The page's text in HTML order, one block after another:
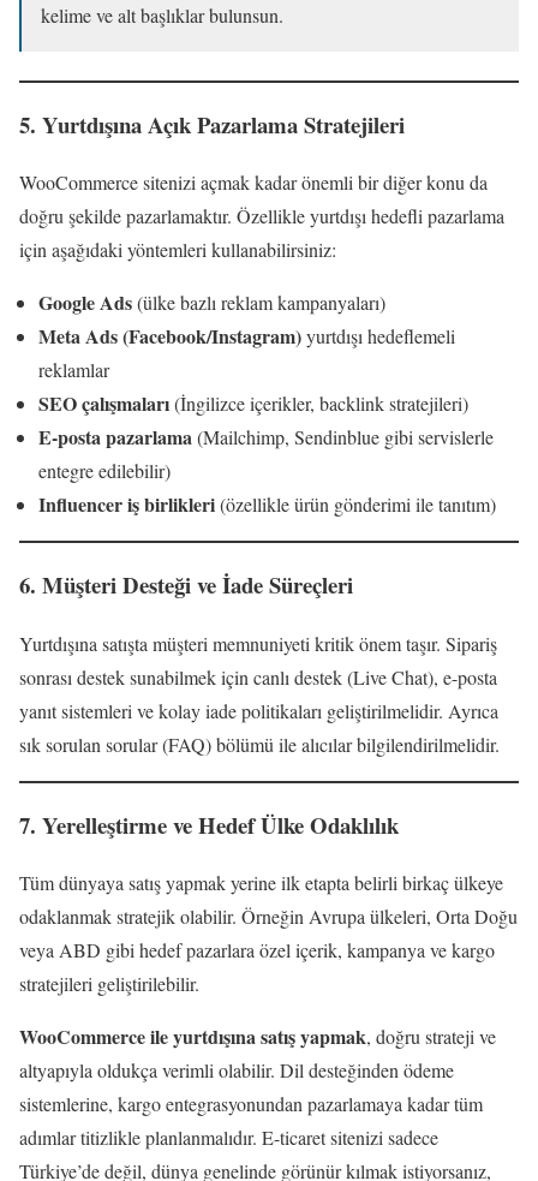
kelime ve alt başlıklar bulunsun.
5. Yurtdışına Açık Pazarlama Stratejileri
WooCommerce sitenizi açmak kadar önemli bir diğer konu da
doğru şekilde pazarlamaktır. Özellikle yurtdışı hedefli pazarlama
için aşağıdaki yöntemleri kullanabilirsiniz:
Google Ads(ülke bazlı reklam kampanyaları)
Meta Ads (Facebook/Instagram)yurtdışı hedeflemeli
reklamlar
SEO çalışmaları(İngilizce içerikler, backlink stratejileri)
E-posta pazarlama(Mailchimp, Sendinblue gibi servislerle
entegre edilebilir)
Influencer iş birlikleri(özellikle ürün gönderimi ile tanıtım)
6. Müşteri Desteği ve İade Süreçleri
Yurtdışına satışta müşteri memnuniyeti kritik önem taşır. Sipariş
sonrası destek sunabilmek için canlı destek (Live Chat), e-posta
yanıt sistemleri ve kolay iade politikaları geliştirilmelidir. Ayrıca
sık sorulan sorular (FAQ) bölümü ile alıcılar bilgilendirilmelidir.
7. Yerelleştirme ve Hedef Ülke Odaklılık
Tüm dünyaya satış yapmak yerine ilk etapta belirli birkaç ülkeye
odaklanmak stratejik olabilir. Örneğin Avrupa ülkeleri, Orta Doğu
veya ABD gibi hedef pazarlara özel içerik, kampanya ve kargo
stratejileri geliştirilebilir.
WooCommerce ile yurtdışına satış yapmak, doğru strateji ve
altyapıyla oldukça verimli olabilir. Dil desteğinden ödeme
sistemlerine, kargo entegrasyonundan pazarlamaya kadar tüm
adımlar titizlikle planlanmalıdır. E-ticaret sitenizi sadece
Türkiye’de değil, dünya genelinde görünür kılmak istiyorsanız,